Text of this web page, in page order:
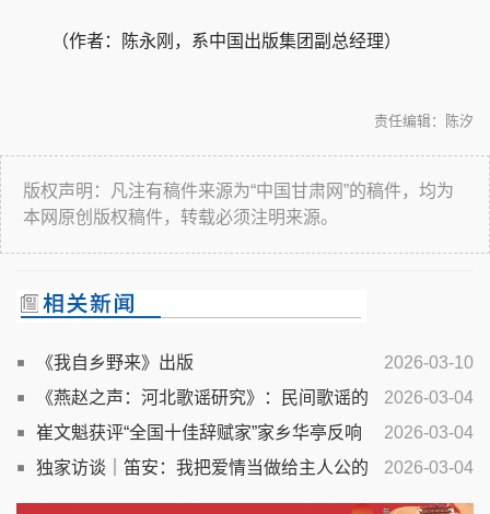
（作者：陈永刚，系中国出版集团副总经理）
责任编辑：陈汐
版权声明：凡注有稿件来源为“中国甘肃网”的稿件，均为
本网原创版权稿件，转载必须注明来源。
2026-03-10
《我自乡野来》出版
2026-03-04
《燕赵之声：河北歌谣研究》：民间歌谣的
文化“解码”
2026-03-04
崔文魁获评“全国十佳辞赋家”家乡华亭反响
热烈
2026-03-04
独家访谈｜笛安：我把爱情当做给主人公的
美好礼物